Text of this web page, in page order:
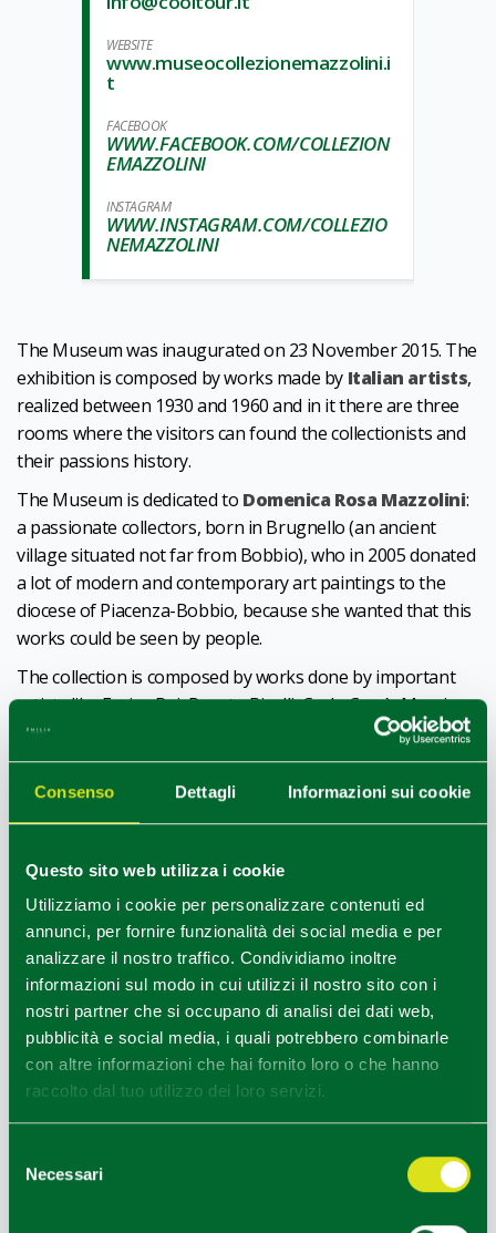
Consenso Dettagli Informazioni sui cookie
Questo sito web utilizza i cookie
Utilizziamo i cookie per personalizzare contenuti ed
annunci, per fornire funzionalità dei social media e per
analizzare il nostro traffico. Condividiamo inoltre
informazioni sul modo in cui utilizzi il nostro sito con i
nostri partner che si occupano di analisi dei dati web,
pubblicità e social media, i quali potrebbero combinarle
con altre informazioni che hai fornito loro o che hanno
raccolto dal tuo utilizzo dei loro servizi.
delNecessari
WEBSITE
www.museocollezionemazzolini.i
t
FACEBOOK
WWW.FACEBOOK.COM/COLLEZION
EMAZZOLINI
INSTAGRAM
WWW.INSTAGRAM.COM/COLLEZIO
NEMAZZOLINI
The Museum was inaugurated on 23 November 2015. The
exhibition is composed by works made by Italian artists,
realized between 1930 and 1960 and in it there are three
rooms where the visitors can found the collectionists and
their passions history.
The Museum is dedicated to Domenica Rosa Mazzolini:
a passionate collectors, born in Brugnello (an ancient
village situated not far from Bobbio), who in 2005 donated
a lot of modern and contemporary art paintings to the
diocese of Piacenza-Bobbio, because she wanted that this
works could be seen by people.
The collection is composed by works done by important
artists like Enrico Baj, Renato Birolli, Carlo Carrà, Massimo
Campigli, Giuseppe Capogrossi, Giorgio De Chirico, Filippo
De Pisis, Ottone Rosai, Lucio Fontana, Achille Funi, Piero
Manzoni, Mario Nigro, Giò Pomodoro, Mario Sironi and
tours which are about from the Medieval age to the
contemporary ones arguments, giving a wide and
differentiate offering for the different schools grades.